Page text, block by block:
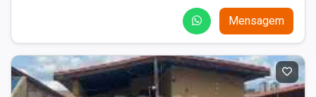
Mensagem